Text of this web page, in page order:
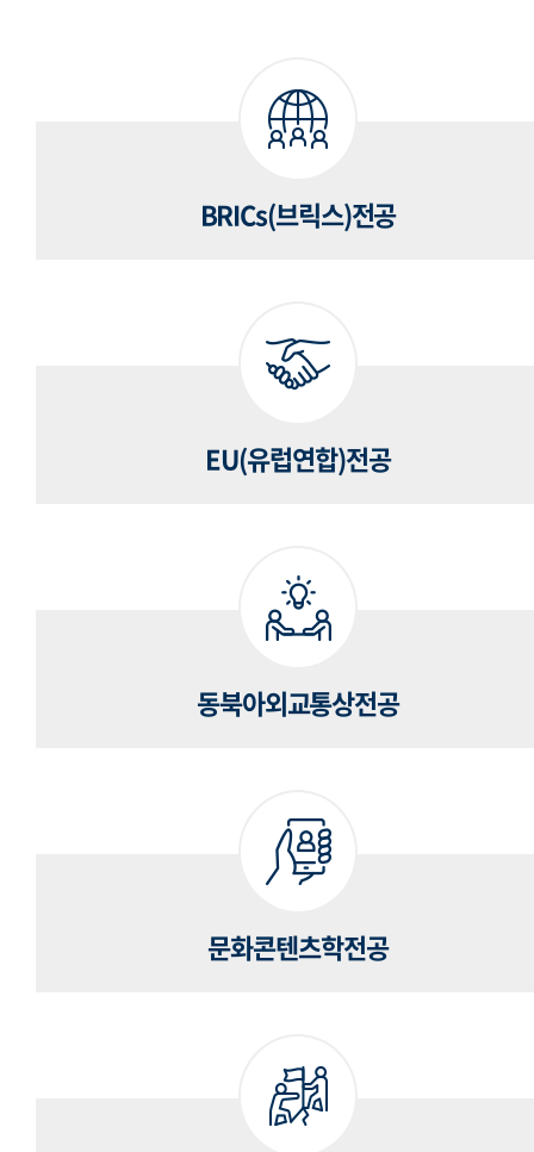
BRICs(브릭스)전공
EU(유럽연합)전공
동북아외교통상전공
문화콘텐츠학전공